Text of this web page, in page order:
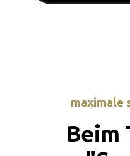
maximale
Beim